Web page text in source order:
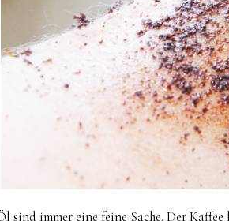
sind immer eine feine Sache. Der